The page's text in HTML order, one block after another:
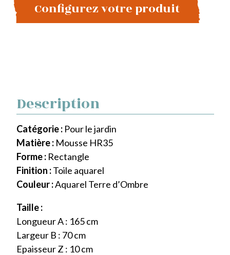
Configurez votre produit
Description
Catégorie : Pour le jardin
Matière : Mousse HR35
Forme : Rectangle
Finition :Toile aquarel
Couleur :Aquarel Terre d’Ombre
Taille :
Longueur A : 165 cm
Largeur B : 70 cm
Epaisseur Z : 10 cm